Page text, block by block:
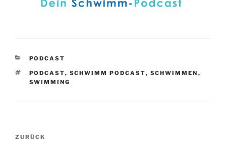
KATEGORIEN
PODCAST
SCHLAGWÖRTER
PODCAST, SCHWIMM PODCAST, SCHWIMMEN ,
SWIMMING
Beitragsnavigation
Vorheriger
ZURÜCK